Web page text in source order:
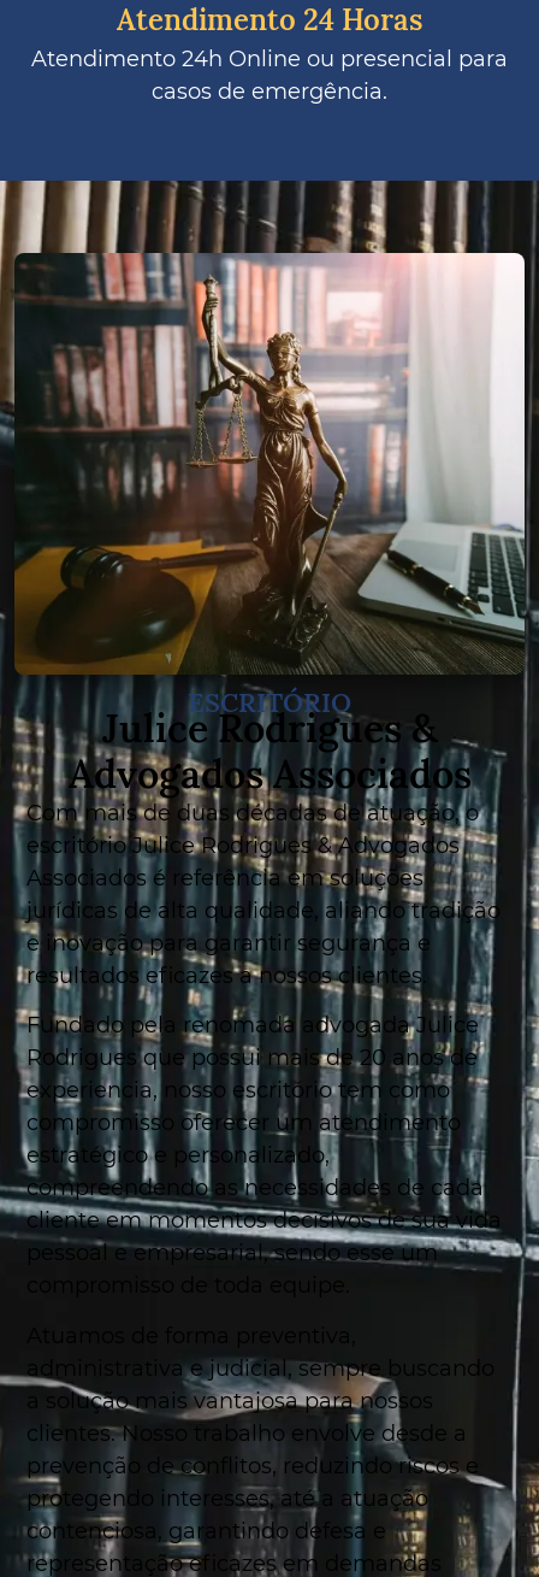
Atendimento 24 Horas
Atendimento 24h Online ou presencial para
casos de emergência.
ESCRITÓRIO
Julice Rodrigues &
Advogados Associados
Com mais de duas décadas de atuação, o
escritório Julice Rodrigues & Advogados
Associados é referência em soluções
jurídicas de alta qualidade, aliando tradição
e inovação para garantir segurança e
resultados eficazes a nossos clientes.
Fundado pela renomada advogada Julice
Rodrigues que possui mais de 20 anos de
experiencia, nosso escritório tem como
compromisso oferecer um atendimento
estratégico e personalizado,
compreendendo as necessidades de cada
cliente em momentos decisivos de sua vida
pessoal e empresarial, sendo esse um
administrativa e judicial, sempre buscando
a solução mais vantajosa para nossos
clientes. Nosso trabalho envolve desde a
prevenção de conflitos, reduzindo riscos e
protegendo interesses, até a atuação
contenciosa, garantindo defesa e
representação eficazes em demandas